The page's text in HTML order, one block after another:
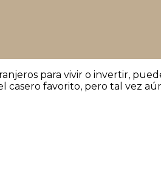
para vivir o invertir,
favorito, pero tal vez